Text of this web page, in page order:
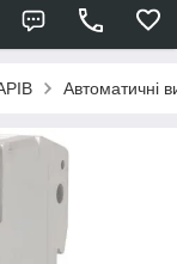
Автоматичні